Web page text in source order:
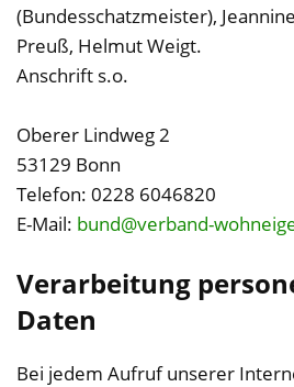
(Bundesschatzmeister),
Preuß, Helmut Weigt.
Anschrift s.o.
Oberer Lindweg 2
53129 Bonn
Telefon: 0228 6046820
E-Mail: bund@verband-
Verarbeitung
Daten
Bei jedem Aufruf unserer